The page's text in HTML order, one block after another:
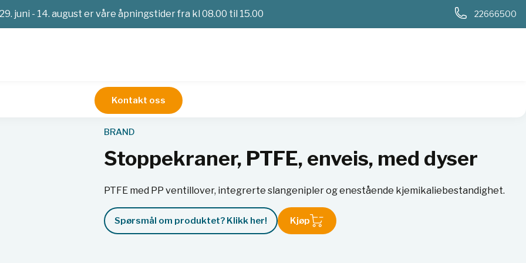
29. juni - 14. august er våre åpningstider fra kl 08.00 til 15.00 22666500
Kontakt oss
BRAND
Stoppekraner, PTFE, enveis, med dyser
PTFE med PP ventillover, integrerte slangenipler og enestående kjemikaliebestandighet.
Spørsmål om produktet? Klikk her! Kjøp